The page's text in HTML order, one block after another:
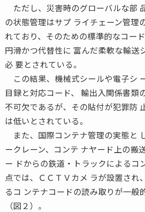
ただし、災害時のグローバルな部
の状態管理はサプ ライチェーン管理
れており、そのための標準的なコー
円滑かつ代替性に 富んだ柔軟な輸送
必 要とされている。
この結果、機械式シールや電子シ
目録と対応コード、 輸出入関係書類
不可欠であるが、その貼付が犯罪防
は低いとされている。
また、国際コンテナ管理の実態と
ークレーン、コンテ ナヤード上の搬
ー ドからの鉄道・トラックによるコ
点では、ＣＣＴＶカメ ラが設置され
るコ ンテナコードの読み取りが一般
（図２）。